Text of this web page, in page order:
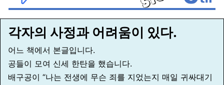
각자의 사정과 어려움이 있다.
어느 책에서 본글입니다.
공들이 모여 신세 한탄을 했습니다.
배구공이 “나는 전생에 무슨 죄를 지었는지 매일 귀싸대기